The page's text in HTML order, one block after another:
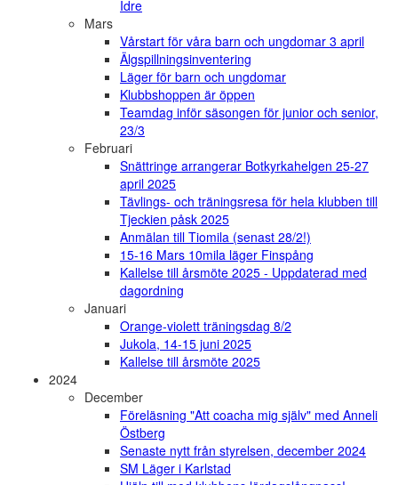
Idre
Mars
Vårstart för våra barn och ungdomar 3 april
Älgspillningsinventering
Läger för barn och ungdomar
Klubbshoppen är öppen
Teamdag inför säsongen för junior och senior,
23/3
Februari
Snättringe arrangerar Botkyrkahelgen 25-27
april 2025
Tävlings- och träningsresa för hela klubben till
Tjeckien påsk 2025
Anmälan till Tiomila (senast 28/2!)
15-16 Mars 10mila läger Finspång
Kallelse till årsmöte 2025 - Uppdaterad med
dagordning
Januari
Orange-violett träningsdag 8/2
Jukola, 14-15 juni 2025
Kallelse till årsmöte 2025
2024
December
Föreläsning "Att coacha mig själv" med Anneli
Östberg
Senaste nytt från styrelsen, december 2024
SM Läger i Karlstad